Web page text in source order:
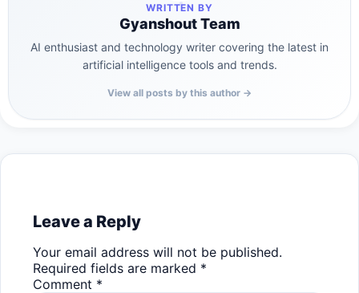
WRITTEN BY
Gyanshout Team
AI enthusiast and technology writer covering the latest in
artificial intelligence tools and trends.
View all posts by this author →
Leave a Reply
Your email address will not be published.
Required fields are marked *
Comment *